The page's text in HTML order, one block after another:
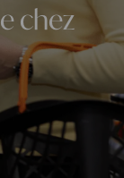
chez